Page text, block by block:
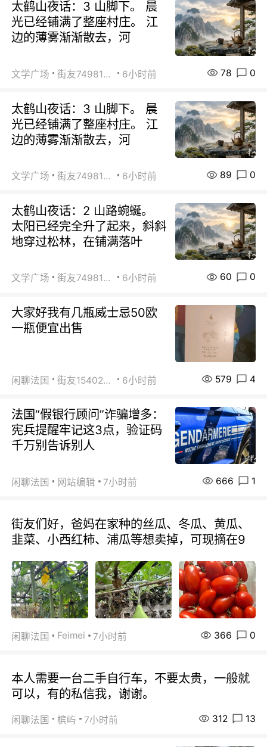
太鹤山夜话：3 山脚下。 晨
光已经铺满了整座村庄。 江
边的薄雾渐渐散去，河
文学广场 街友74981146 6小时前 78 0
太鹤山夜话：3 山脚下。 晨
光已经铺满了整座村庄。 江
边的薄雾渐渐散去，河
文学广场 街友74981146 6小时前 89 0
太鹤山夜话：2 山路蜿蜒。
太阳已经完全升了起来，斜斜
地穿过松林，在铺满落叶
文学广场 街友74981146 6小时前 60 0
大家好我有几瓶威士忌50欧
一瓶便宜出售
闲聊法国 街友15402223 6小时前 579 4
法国“假银行顾问”诈骗增多：
宪兵提醒牢记这3点，验证码
千万别告诉别人
闲聊法国 网站编辑 7小时前 666 1
街友们好，爸妈在家种的丝瓜、冬瓜、黄瓜、
韭菜、小西红柿、浦瓜等想卖掉，可现摘在9
闲聊法国 Feimei 7小时前 366 0
本人需要一台二手自行车，不要太贵，一般就
可以，有的私信我，谢谢。
闲聊法国 槟屿 7小时前 312 13